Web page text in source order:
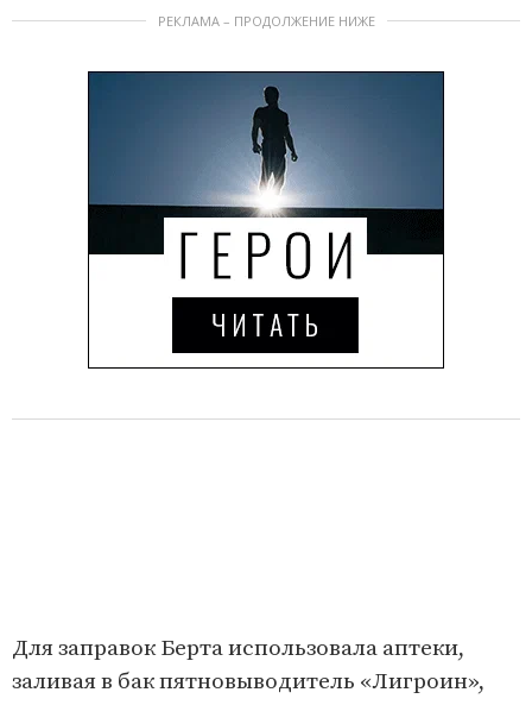
РЕКЛАМА – ПРОДОЛЖЕНИЕ НИЖЕ
Для заправок Берта использовала аптеки,
заливая в бак пятновыводитель «Лигроин»,